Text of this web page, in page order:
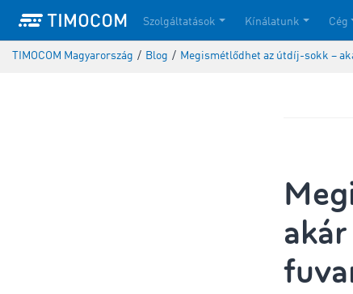
Szolgáltatások Kínálatunk Cég
TIMOCOM Magyarország / Blog / Megismétlődhet az útdíj-sokk –